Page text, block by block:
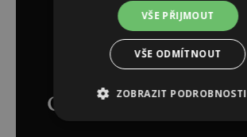
VŠE PŘIJMOUT
VŠE ODMÍTNOUT
ZOBRAZIT PODROBNOSTI